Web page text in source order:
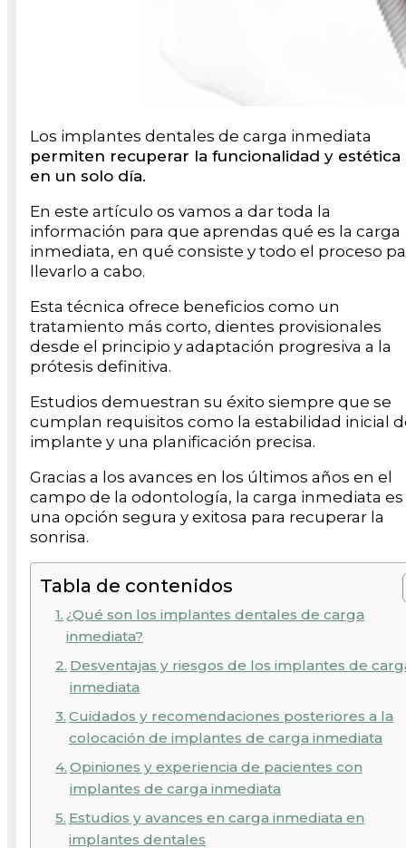
Los implantes dentales de carga inmediata
permiten recuperar la funcionalidad y estética
en un solo día.
En este artículo os vamos a dar toda la
información para que aprendas qué es la carga
inmediata, en qué consiste y todo el proceso
llevarlo a cabo.
Esta técnica ofrece beneficios como un
tratamiento más corto, dientes provisionales
desde el principio y adaptación progresiva a la
prótesis definitiva.
Estudios demuestran su éxito siempre que se
cumplan requisitos como la estabilidad inicial
implante y una planificación precisa.
Gracias a los avances en los últimos años en el
campo de la odontología, la carga inmediata es
una opción segura y exitosa para recuperar la
sonrisa.
Tabla de contenidos
¿Qué son los implantes dentales de carga
inmediata?
Desventajas y riesgos de los implantes de
inmediata
Cuidados y recomendaciones posteriores a la
colocación de implantes de carga inmediata
Opiniones y experiencia de pacientes con
implantes de carga inmediata
Estudios y avances en carga inmediata en
implantes dentales